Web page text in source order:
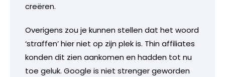
creëren.
Overigens zou je kunnen stellen dat het woord
‘straffen’ hier niet op zijn plek is. Thin affiliates
konden dit zien aankomen en hadden tot nu
toe geluk. Google is niet strenger geworden